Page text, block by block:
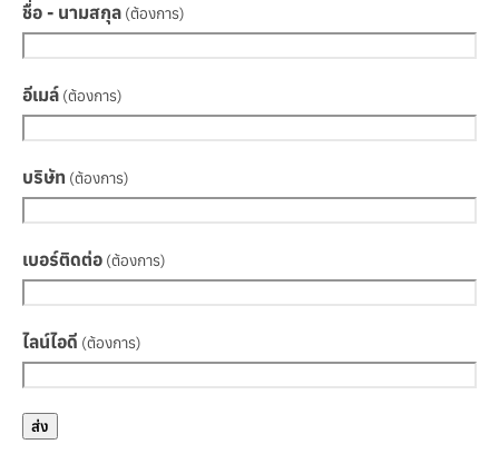
ชื่อ - นามสกุล (ต้องการ)
อีเมล์ (ต้องการ)
บริษัท (ต้องการ)
เบอร์ติดต่อ (ต้องการ)
ไลน์ไอดี (ต้องการ)
ส่ง